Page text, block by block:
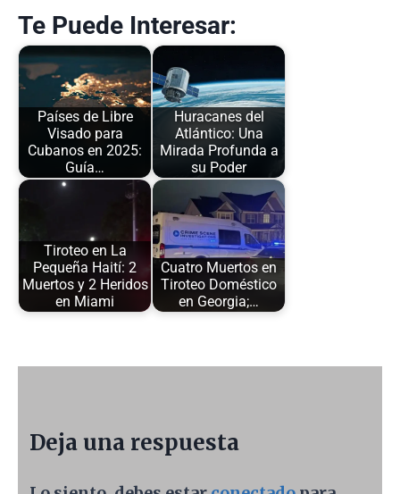
Te Puede Interesar:
Países de Libre
Visado para
Cubanos en 2025:
Guía…
Huracanes del
Atlántico: Una
Mirada Profunda a
su Poder
Tiroteo en La
Pequeña Haití: 2
Muertos y 2 Heridos
en Miami
Cuatro Muertos en
Tiroteo Doméstico
en Georgia;…
Deja una respuesta